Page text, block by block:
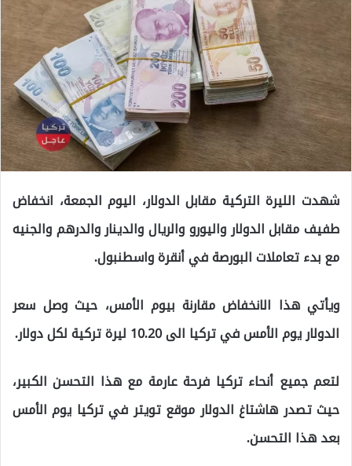
شهدت الليرة التركية مقابل الدولار، اليوم الجمعة، انخفاض
طفيف مقابل الدولار واليورو والريال والدينار والدرهم والجنيه
مع بدء تعاملات البورصة في أنقرة واسطنبول.
ويأتي هذا الانخفاض مقارنة بيوم الأمس، حيث وصل سعر
الدولار يوم الأمس في تركيا الى 10.20 ليرة تركية لكل دولار.
لتعم جميع أنحاء تركيا فرحة عارمة مع هذا التحسن الكبير،
حيث تصدر هاشتاغ الدولار موقع تويتر في تركيا يوم الأمس
بعد هذا التحسن.